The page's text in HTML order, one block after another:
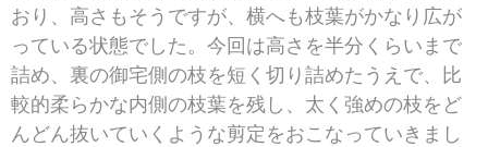
おり、高さもそうですが、横へも枝葉がかなり広が
っている状態でした。今回は高さを半分くらいまで
詰め、裏の御宅側の枝を短く切り詰めたうえで、比
較的柔らかな内側の枝葉を残し、太く強めの枝をど
んどん抜いていくような剪定をおこなっていきまし